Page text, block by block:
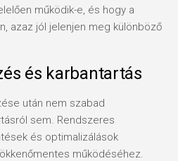
működik-e, és hogy a
azaz jól jelenjen meg különböző
és karbantartás
után nem szabad
sem. Rendszeres
és optimalizálások
működéséhez.